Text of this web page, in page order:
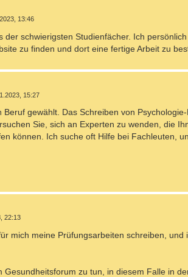
13:46
der schwierigsten Studienfächer. Ich
zu finden und dort eine fertige Arbeit zu
15:27
gewählt. Das Schreiben von
Sie, sich an Experten zu wenden, die
können. Ich suche oft Hilfe bei Fachleuten,
22:13
mich meine Prüfungsarbeiten schreiben,
Gesundheitsforum zu tun, in diesem Falle in